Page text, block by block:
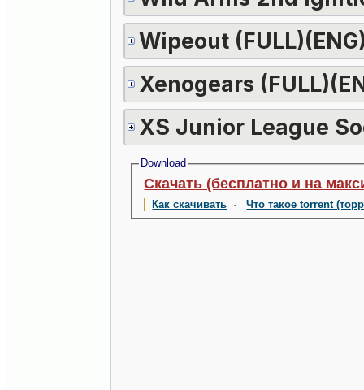
Wipeout
Xenogears
XS Junior League
Download
Скачать (бесплатно и на
Как скачивать ·Что такое torrent